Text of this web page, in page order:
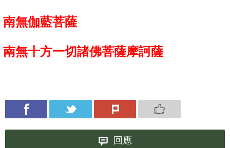
南無伽藍菩薩
南無十方一切諸佛菩薩摩訶薩
回應